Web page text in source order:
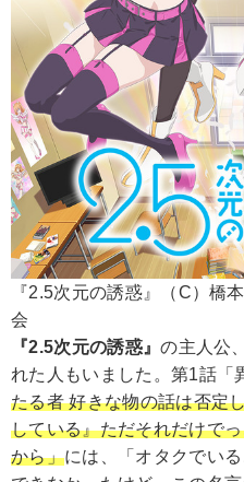
『2.5次元の誘惑』（C）橋
会
『2.5次元の誘惑』の主人公
れた人もいました。第1話「
たる者 好きな物の話は否定
している』ただそれだけで
から」には、「オタクでい